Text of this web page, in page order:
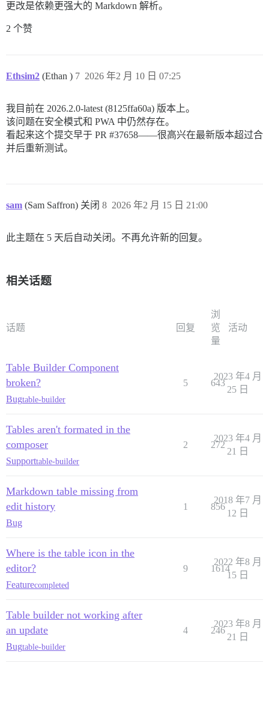
更改是依赖更强大的 Markdown 解析。
2 个赞
Ethsim2 (Ethan ) 2026 年2 月 10 日 07:25
7
我目前在 2026.2.0-latest (8125ffa60a) 版本上。
该问题在安全模式和 PWA 中仍然存在。
看起来这个提交早于 PR #37658——很高兴在最新版本超过合
并后重新测试。
sam (Sam Saffron) 关闭 2026 年2 月 15 日 21:00
8
此主题在 5 天后自动关闭。不再允许新的回复。
相关话题
话题 回复
浏
览
量
活动
Table Builder Component
broken?
Bugtable-builder
5 643
2023 年4 月
25 日
Tables aren't formated in the
composer
Supporttable-builder
2 272
2023 年4 月
21 日
Markdown table missing from
edit history
Bug
1 856
2018 年7 月
12 日
Where is the table icon in the
editor?
Featurecompleted
9 1614
2022 年8 月
15 日
Table builder not working after
an update
Bugtable-builder
4 246
2023 年8 月
21 日